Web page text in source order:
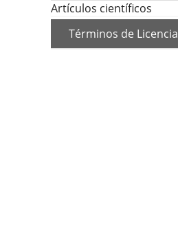
Artículos científicos
Términos de Licencia